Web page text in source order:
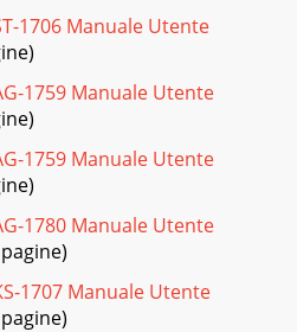
1706 Manuale Utente
1759 Manuale Utente
1759 Manuale Utente
1780 Manuale Utente
1707 Manuale Utente